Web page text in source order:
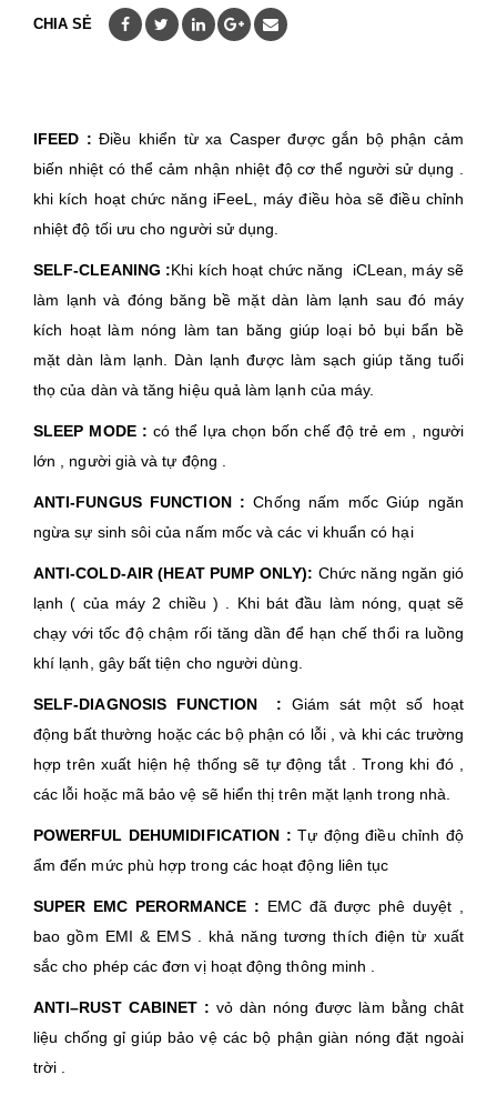
CHIA SẺ
IFEED : Điều khiển từ xa Casper được gắn bộ phận cảm
biến nhiệt có thể cảm nhận nhiệt độ cơ thể người sử dụng .
khi kích hoạt chức năng iFeeL, máy điều hòa sẽ điều chỉnh
nhiệt độ tối ưu cho người sử dụng.
SELF-CLEANING :Khi kích hoạt chức năng iCLean, máy sẽ
làm lạnh và đóng băng bề mặt dàn làm lạnh sau đó máy
kích hoạt làm nóng làm tan băng giúp loại bỏ bụi bẩn bề
mặt dàn làm lạnh. Dàn lạnh được làm sạch giúp tăng tuổi
thọ của dàn và tăng hiệu quả làm lạnh của máy.
SLEEP MODE : có thể lựa chọn bốn chế độ trẻ em , người
lớn , người già và tự động .
ANTI-FUNGUS FUNCTION :Chống nấm mốc Giúp ngăn
ngừa sự sinh sôi của nấm mốc và các vi khuẩn có hại
ANTI-COLD-AIR (HEAT PUMP ONLY): Chức năng ngăn gió
lạnh ( của máy 2 chiều ) . Khi bát đầu làm nóng, quạt sẽ
chạy với tốc độ chậm rối tăng dần để hạn chế thổi ra luồng
khí lạnh, gây bất tiện cho người dùng.
SELF-DIAGNOSIS FUNCTION : Giám sát một số hoạt
động bất thường hoặc các bộ phận có lỗi , và khi các trường
hợp trên xuất hiện hệ thống sẽ tự động tắt . Trong khi đó ,
các lỗi hoặc mã bảo vệ sẽ hiển thị trên mặt lạnh trong nhà.
POWERFUL DEHUMIDIFICATION :Tự động điều chỉnh độ
ẩm đến mức phù hợp trong các hoạt động liên tục
SUPER EMC PERORMANCE : EMC đã được phê duyệt ,
bao gồm EMI & EMS . khả năng tương thích điện từ xuất
sắc cho phép các đơn vị hoạt động thông minh .
ANTI–RUST CABINET : vỏ dàn nóng được làm bằng chât
liệu chống gỉ giúp bảo vệ các bộ phận giàn nóng đặt ngoài
trời .